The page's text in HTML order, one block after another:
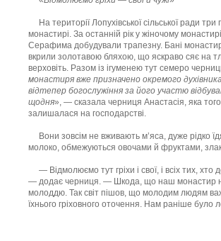
На території Лопухівської сільської ради три
монастирі. За останній рік у жіночому
Серафима добудували трапезну. Бані
вкрили золотавою бляхою, що яскраво сяє на
верховіть. Разом із ігуменею тут семеро
монастиря вже призначено окремого
відтепер богослужіння за його участю
щодня», — сказала черниця Анастасія, яка
залишалася на господарстві.
Вони зовсім не вживають м’яса, дуже рідко
молоко, обмежуються овочами й фруктами,
— Відмолюємо тут гріхи і свої, і всіх тих, хто
— додає черниця. — Шкода, що наш монастир
молоддю. Так світ пішов, що молодим людям
їхнього гріховного оточення. Нам раніше було